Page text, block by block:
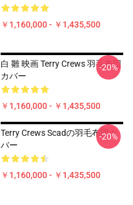
￥1,160,000 - ￥1,435,500
白 雛 映画 Terry Crews 羽毛布団
カバー
￥1,160,000 - ￥1,435,500
-20%
Terry Crews Scadの羽毛布団カ
バー
￥1,160,000 - ￥1,435,500
-20%